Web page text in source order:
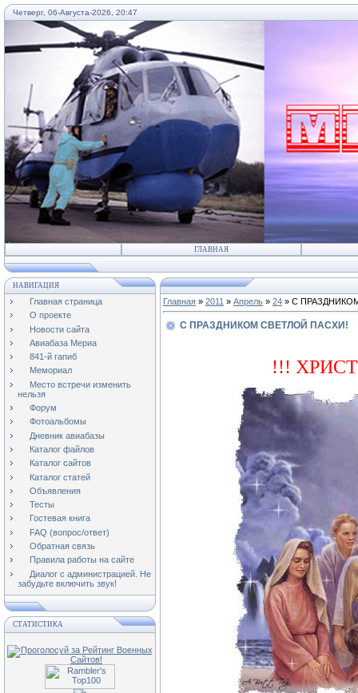
Четверг, 06-Августа-2026, 20:47
...
ГЛАВНАЯ
НАВИГАЦИЯ
Главная страница
О проекте
Новости сайта
Авиабаза Мериа
841-й гапиб
Мемориал
Место встречи изменить
нельзя
Форум
Фотоальбомы
Дневник авиабазы
Каталог файлов
Каталог сайтов
Каталог статей
Объявления
Тесты
Гостевая книга
FAQ (вопрос/ответ)
Обратная связь
Правила работы на сайте
Диалог с администрацией. Не
забудьте включить звук!
СТАТИСТИКА
Главная » 2011 » Апрель » 24 » C
C ПРАЗДНИКОМ СВЕТЛОЙ ПАСХИ!
!!!